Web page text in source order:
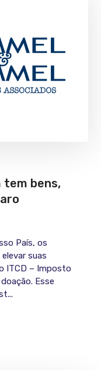
tem bens,
País, os
suas
ITCD – Imposto
Esse